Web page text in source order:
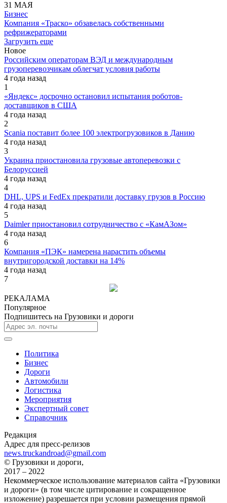
31 МАЯ
Бизнес
Компания «Траско» обзавелась собственными
рефрижераторами
Загрузить еще
Новое
Российским операторам ВЭД и международным
грузоперевозчикам облегчат условия работы
4 года назад
1
«Яндекс» досрочно остановил испытания роботов-
доставщиков в США
4 года назад
2
Scania поставит более 100 электрогрузовиков в Данию
4 года назад
3
Украина приостановила грузовые автоперевозки с
Белоруссией
4 года назад
4
DHL, UPS и FedEx прекратили доставку грузов в Россию
4 года назад
5
Daimler приостановил сотрудничество с «КамАЗом»
4 года назад
6
Компания «ПЭК» намерена нарастить объемы
внутригородской доставки на 14%
4 года назад
7
РЕКАЛАМА
Популярное
Подпишитесь на Грузовики и дороги
Политика
Бизнес
Дороги
Автомобили
Логистика
Мероприятия
Экспертный совет
Справочник
Редакция
Адрес для пресс-релизов
news.truckandroad@gmail.com
© Грузовики и дороги,
2017 – 2022
Некоммерческое использование материалов сайта «Грузовики
и дороги» (в том числе цитирование и сокращенное
изложение) разрешается при условии размещения прямой